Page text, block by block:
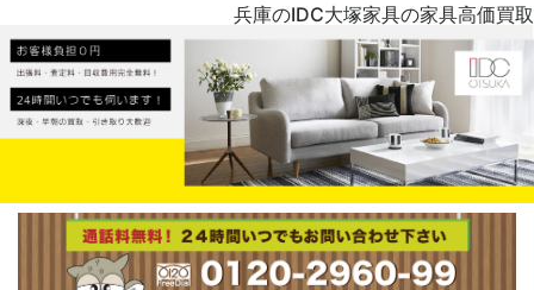
兵庫のIDC大塚家具の家具高価買取